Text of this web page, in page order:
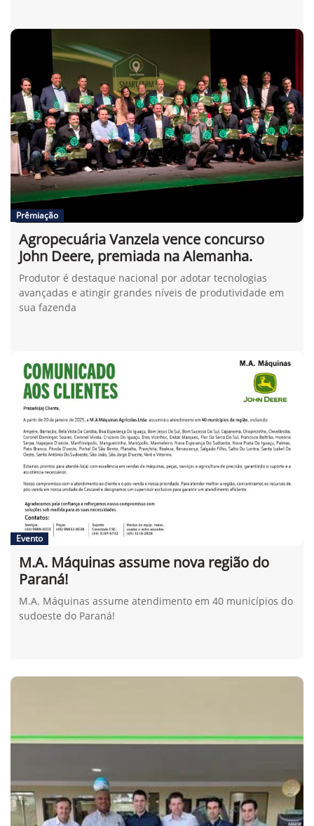
Prêmiação
Agropecuária Vanzela vence concurso
John Deere, premiada na Alemanha.
Produtor é destaque nacional por adotar tecnologias
avançadas e atingir grandes níveis de produtividade em
sua fazenda
Evento
M.A. Máquinas assume nova região do
Paraná!
M.A. Máquinas assume atendimento em 40 municípios do
sudoeste do Paraná!